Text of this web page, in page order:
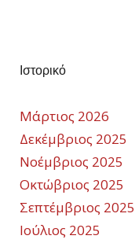
Ιστορικό
Μάρτιος 2026
Δεκέμβριος 2025
Νοέμβριος 2025
Οκτώβριος 2025
Σεπτέμβριος 2025
Ιούλιος 2025